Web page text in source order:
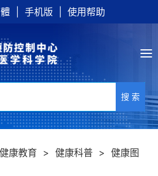
手机版 使用帮助
搜 索
健康教育 > 健康科普 > 健康图